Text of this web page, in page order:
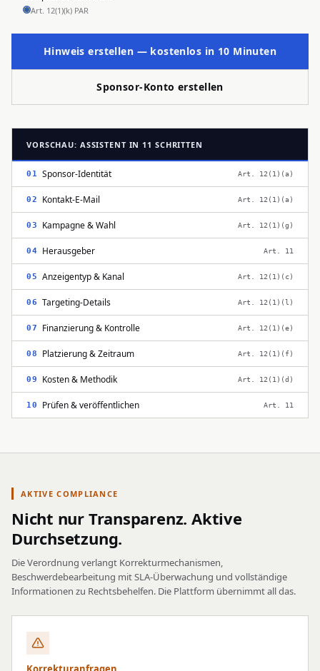
Art. 12(1)(k) PAR
Hinweis erstellen — kostenlos in 10 Minuten
Sponsor-Konto erstellen
VORSCHAU: ASSISTENT IN 11 SCHRITTEN
01 Sponsor-Identität Art. 12(1)(a)
02 Kontakt-E-Mail Art. 12(1)(a)
03 Kampagne & Wahl Art. 12(1)(g)
04 Herausgeber Art. 11
05 Anzeigentyp & Kanal Art. 12(1)(c)
06 Targeting-Details Art. 12(1)(l)
07 Finanzierung & Kontrolle Art. 12(1)(e)
08 Platzierung & Zeitraum Art. 12(1)(f)
09 Kosten & Methodik Art. 12(1)(d)
10 Prüfen & veröffentlichen Art. 11
AKTIVE COMPLIANCE
Nicht nur Transparenz. Aktive
Durchsetzung.
Die Verordnung verlangt Korrekturmechanismen,
Beschwerdebearbeitung mit SLA-Überwachung und vollständige
Informationen zu Rechtsbehelfen. Die Plattform übernimmt all das.